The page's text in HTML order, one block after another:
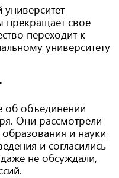
прекращает свое
переходит к
университету
объединении
Они рассмотрели
и науки
и согласились
не обсуждали,